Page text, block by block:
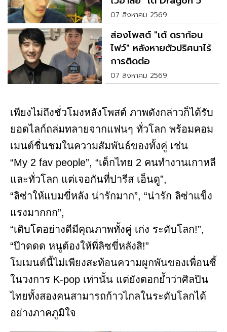
07 สิงหาคม 2569
ส่องโพสต์ "เต้ ดราก้อน
ไฟว์" หลังหายตัวปริศนาไร้
การติดต่อ
07 สิงหาคม 2569
เพียงไม่ถึงชั่วโมงหลังโพสต์ ภาพดังกล่าวก็ได้รับ
ยอดไลก์ถล่มทลายจากแฟนๆ ทั่วโลก พร้อมคอม
เมนต์ชื่นชมในความสัมพันธ์ของทั้งคู่ เช่น
“My 2 fav people”, “เด็กไทย 2 คนทำงานเกาหลี
และทั่วโลก แต่เจอกันที่ปารีส เอ็นดู”,
“ลิซ่าให้แบมขี่หลัง น่ารักมาก”, “น่ารัก ลิซ่าแข็ง
แรงมากกก”,
“เติบโตอย่างดีมีคุณภาพทั้งคู่ เก่ง ระดับโลก!”,
“ป๊าดดด หนูต้องให้พี่ลิซขี่หลังสิ!”
โมเมนต์นี้ไม่เพียงสะท้อนความผูกพันของเพื่อนซี้
ในวงการ K-pop เท่านั้น แต่ยังตอกย้ำว่าศิลปิน
ไทยทั้งสองคนสามารถก้าวไกลในระดับโลกได้
อย่างภาคภูมิใจ